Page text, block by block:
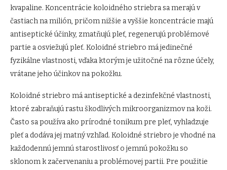
kvapaline. Koncentrácie koloidného striebra sa merajú v
častiach na milión, pričom nižšie a vyššie koncentrácie majú
antiseptické účinky, zmatňujú pleť, regenerujú problémové
partie a osviežujú pleť. Koloidné striebro má jedinečné
fyzikálne vlastnosti, vďaka ktorým je užitočné na rôzne účely,
vrátane jeho účinkov na pokožku.
Koloidné striebro má antiseptické a dezinfekčné vlastnosti,
ktoré zabraňujú rastu škodlivých mikroorganizmov na koži.
Často sa používa ako prírodné tonikum pre pleť, vyhladzuje
pleť a dodáva jej matný vzhľad. Koloidné striebro je vhodné na
každodennú jemnú starostlivosť o jemnú pokožku so
sklonom k začervenaniu a problémovej partii. Pre použitie